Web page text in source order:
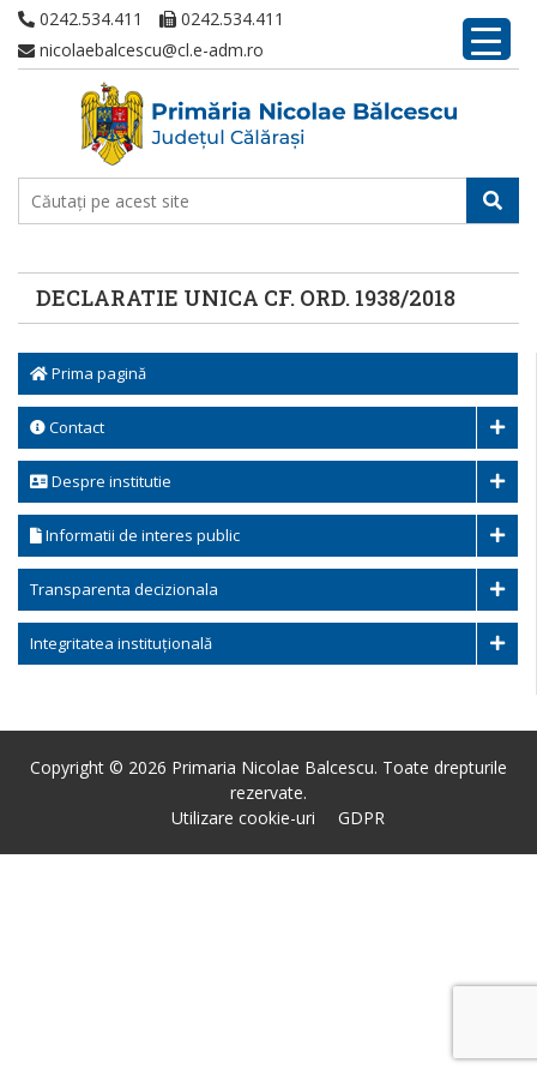
0242.534.411
0242.534.411
nicolaebalcescu@cl.e-adm.ro
DECLARATIE UNICA CF. ORD. 1938/2018
Prima pagină
Contact
Despre institutie
Informatii de interes public
Transparenta decizionala
Integritatea instituțională
Copyright © 2026 Primaria Nicolae Balcescu. Toate drepturile
rezervate.
Utilizare cookie-uri
GDPR